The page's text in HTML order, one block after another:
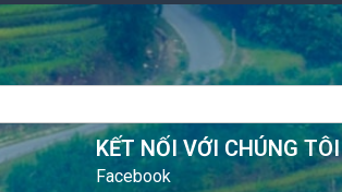
KẾT NỐI VỚI CHÚNG TÔI
Facebook